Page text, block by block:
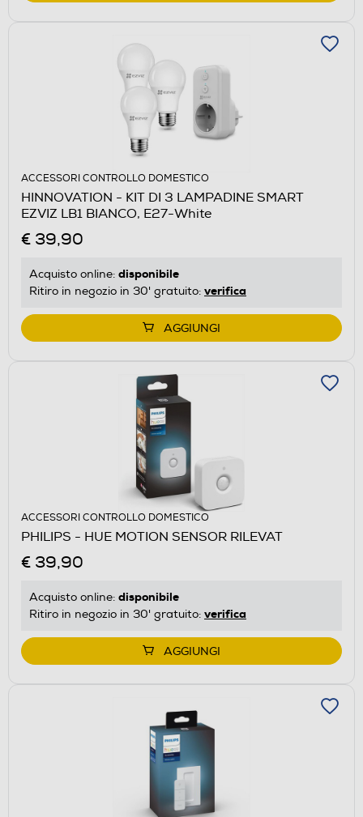
ACCESSORI CONTROLLO DOMESTICO
HINNOVATION - KIT DI 3 LAMPADINE SMART
EZVIZ LB1 BIANCO, E27-White
€ 39,90
Acquisto online: disponibile
Ritiro in negozio in 30' gratuito: verifica
AGGIUNGI
ACCESSORI CONTROLLO DOMESTICO
PHILIPS - HUE MOTION SENSOR RILEVAT
€ 39,90
Acquisto online: disponibile
Ritiro in negozio in 30' gratuito: verifica
AGGIUNGI